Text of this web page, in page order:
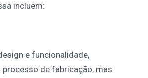
incluem:
e funcionalidade,
de fabricação, mas